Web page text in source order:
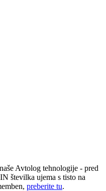
Avtolog tehnologije - pred
številka ujema s tisto na
preberite tu.